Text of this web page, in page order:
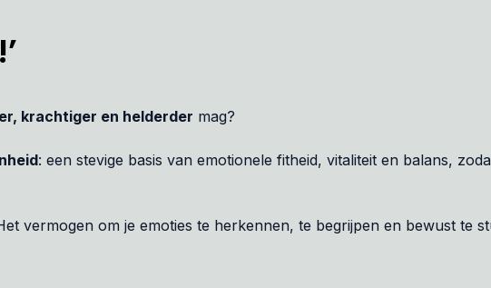
krachtiger en helderder mag?
: een stevige basis van emotionele fitheid, vitaliteit en balans,
vermogen om je emoties te herkennen, te begrijpen en bewust te